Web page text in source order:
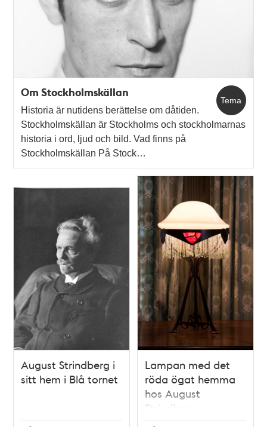
Tema
Om Stockholmskällan
Historia är nutidens berättelse om dåtiden.
Stockholmskällan är Stockholms och stockholmarnas
historia i ord, ljud och bild. Vad finns på
Stockholmskällan På Stock…
August Strindberg i
sitt hem i Blå tornet
Lampan med det
röda ögat hemma
hos August
Strindberg